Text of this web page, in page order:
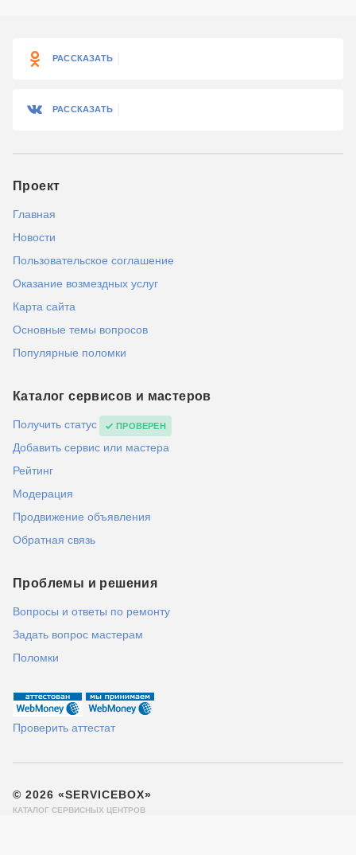
РАССКАЗАТЬ
РАССКАЗАТЬ
Проект
Главная
Новости
Пользовательское соглашение
Оказание возмездных услуг
Карта сайта
Основные темы вопросов
Популярные поломки
Каталог сервисов и мастеров
Получить статус ПРОВЕРЕН
Добавить сервис или мастера
Рейтинг
Модерация
Продвижение объявления
Обратная связь
Проблемы и решения
Вопросы и ответы по ремонту
Задать вопрос мастерам
Поломки
Проверить аттестат
© 2026 «SERVICEBOX»
КАТАЛОГ СЕРВИСНЫХ ЦЕНТРОВ